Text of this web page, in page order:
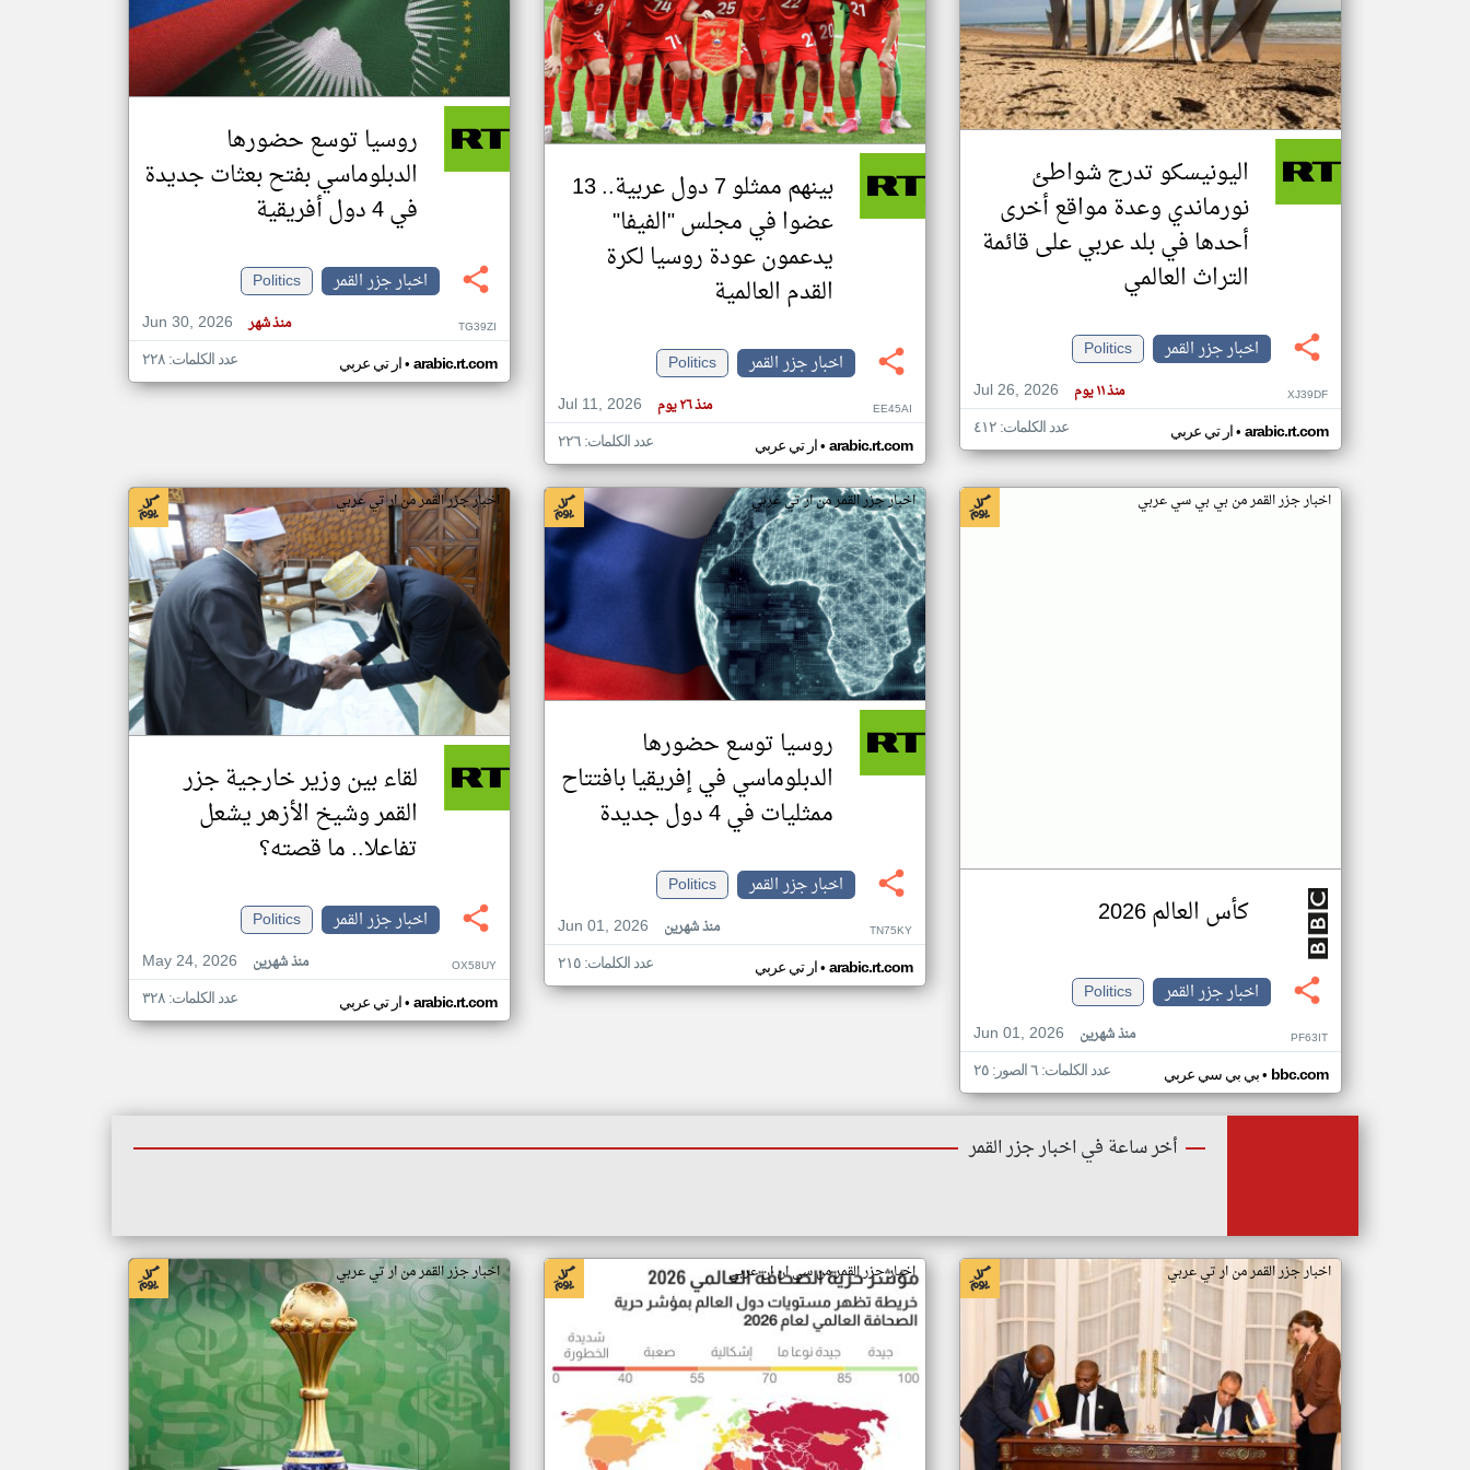
تغيير الدولة
اخبار جزر القمر على مدار الساعة
أهم اخبار جزر القمر العاجلة والمباشرة
اليونيسكو تدرج شواطئ
نورماندي وعدة مواقع أخرى
أحدها في بلد عربي على قائمة
التراث العالمي
اخبار جزر القمر
Politics
Jul 26, 2026
منذ ١١ يوم XJ39DF
ار تي عربي• arabic.rt.com عدد الكلمات: ٤١٢
بينهم ممثلو 7 دول عربية.. 13
عضوا في مجلس "الفيفا"
يدعمون عودة روسيا لكرة
القدم العالمية
اخبار جزر القمر
Politics
Jul 11, 2026
منذ ٢٦ يوم EE45AI
ار تي عربي• arabic.rt.com عدد الكلمات: ٢٢٦
روسيا توسع حضورها
الدبلوماسي بفتح بعثات جديدة
في 4 دول أفريقية
اخبار جزر القمر
Politics
Jun 30, 2026
منذ شهر TG39ZI
ار تي عربي• arabic.rt.com عدد الكلمات: ٢٢٨
اخبار جزر القمر من بي بي سي عربي
كأس العالم 2026
اخبار جزر القمر
Politics
Jun 01, 2026
منذ شهرين PF63IT
بي بي سي عربي• bbc.com عدد الكلمات: ٦ الصور: ٢٥
اخبار جزر القمر من ار تي عربي
روسيا توسع حضورها
الدبلوماسي في إفريقيا بافتتاح
ممثليات في 4 دول جديدة
اخبار جزر القمر
Politics
Jun 01, 2026
منذ شهرين TN75KY
ار تي عربي• arabic.rt.com عدد الكلمات: ٢١٥
اخبار جزر القمر من ار تي عربي
لقاء بين وزير خارجية جزر
القمر وشيخ الأزهر يشعل
تفاعلا.. ما قصته؟
اخبار جزر القمر
Politics
May 24, 2026
منذ شهرين OX58UY
ار تي عربي• arabic.rt.com عدد الكلمات: ٣٢٨
أخر ساعة في اخبار جزر القمر
اخبار جزر القمر من ار تي عربي اخبار جزر القمر من سي ان ان عربي اخبار جزر القمر من ار تي عربي
klyoum.com